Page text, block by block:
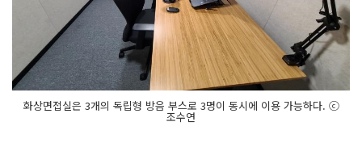
화상면접실은 3개의 독립형 방음 부스로 3명이 동시에 이용 가능하다. ⓒ
조수연